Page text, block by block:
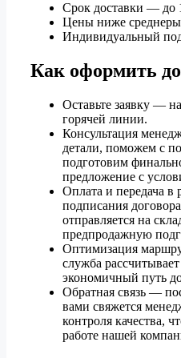
Срок доставки — до
Цены ниже
Индивидуальный
Как оформить
Оставьте заявку —
горячей линии.
Консультация
детали, поможем с
подготовим
предложение с
Оплата и передача в
подписания
отправляется на
предпродажную
Оптимизация
служба
экономичный путь
Обратная связь —
вами свяжется
контроля качества,
работе нашей